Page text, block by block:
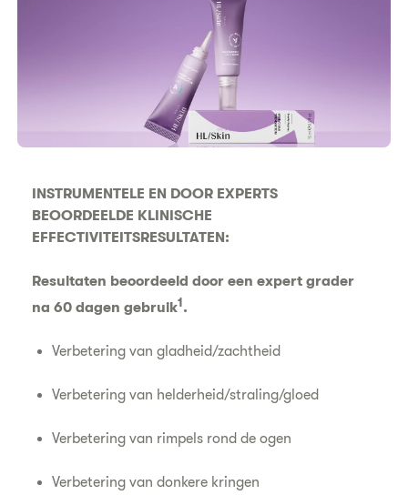
INSTRUMENTELE EN DOOR EXPERTS
BEOORDEELDE KLINISCHE
EFFECTIVITEITSRESULTATEN:
Resultaten beoordeeld door een expert grader
na 60 dagen gebruik1 .
Verbetering van gladheid/zachtheid
Verbetering van helderheid/straling/gloed
Verbetering van rimpels rond de ogen
Verbetering van donkere kringen